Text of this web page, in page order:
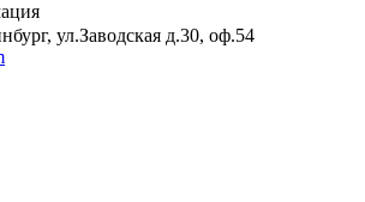
ул.Заводская д.30, оф.54